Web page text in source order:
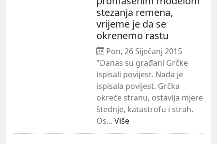
stezanja remena,
vrijeme je da se
okrenemo rastu
Pon, 26 Siječanj 2015
"Danas su građani Grčke
ispisali povijest. Nada je
ispisala povijest. Grčka
okreće stranu, ostavlja mjere
štednje, katastrofu i strah.
Os... Više